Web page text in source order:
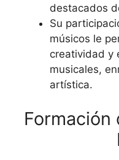
destacados
Su
músicos le
creatividad y
musicales,
artística.
Formación